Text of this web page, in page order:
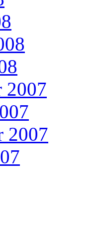
2007
2007